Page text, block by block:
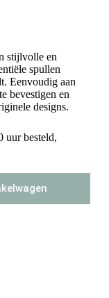
stijlvolle en
spullen
Eenvoudig aan
bevestigen en
designs.
uur besteld,